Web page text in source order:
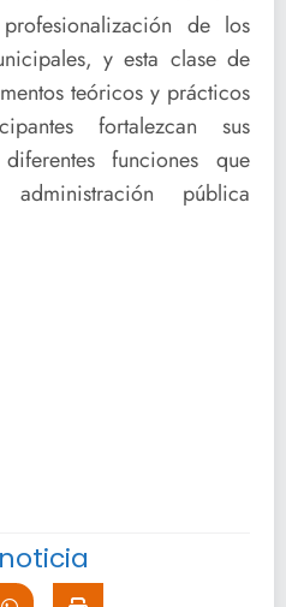
de los
y esta clase de
teóricos y prácticos
fortalezcan sus
funciones que
pública